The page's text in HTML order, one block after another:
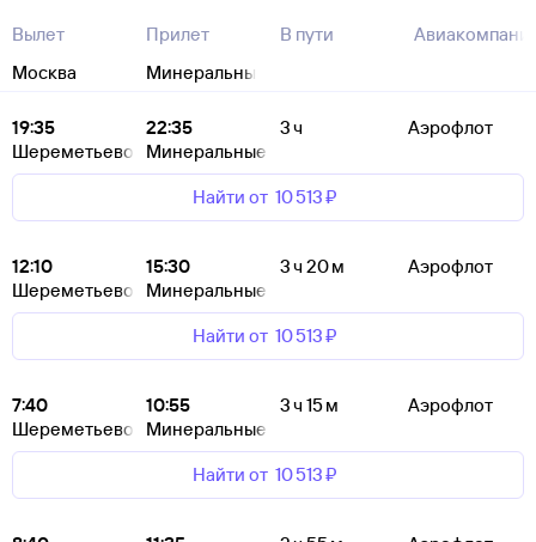
Вылет
Москва
Прилет
Минеральные Воды
В пути
19:35
Шереметьево
22:35
Минеральные Воды
3 ч Аэрофлот
Найти от 10 ⁠513 ⁠₽
12:10
Шереметьево
15:30
Минеральные Воды
3 ч 20 м Аэрофлот
Найти от 10 ⁠513 ⁠₽
7:40
Шереметьево
10:55
Минеральные Воды
3 ч 15 м Аэрофлот
Найти от 10 ⁠513 ⁠₽